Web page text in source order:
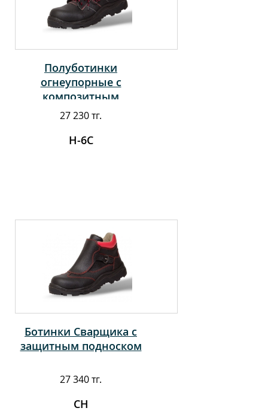
Полуботинки
огнеупорные с
композитным
подноском и
27 230 тг.
Н-6С
Ботинки Сварщика с
защитным подноском
27 340 тг.
СН